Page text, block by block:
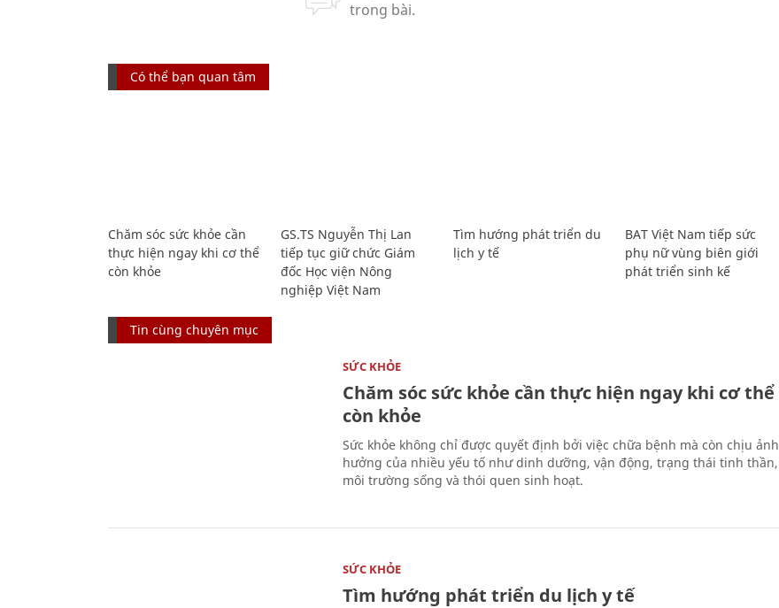
Có thể bạn quan tâm
Chăm sóc sức khỏe cần
thực hiện ngay khi cơ thể
còn khỏe
GS.TS Nguyễn Thị Lan
tiếp tục giữ chức Giám
đốc Học viện Nông
nghiệp Việt Nam
Tìm hướng phát triển du
lịch y tế
BAT Việt Nam tiếp sức
phụ nữ vùng biên giới
phát triển sinh kế
Tin cùng chuyên mục
SỨC KHỎE
Chăm sóc sức khỏe cần thực hiện ngay khi cơ thể
còn khỏe
Sức khỏe không chỉ được quyết định bởi việc chữa bệnh mà còn chịu ảnh
hưởng của nhiều yếu tố như dinh dưỡng, vận động, trạng thái tinh thần,
môi trường sống và thói quen sinh hoạt.
SỨC KHỎE
Tìm hướng phát triển du lịch y tế